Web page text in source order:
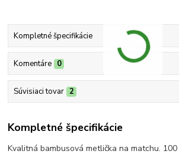
Kompletné špecifikácie
Komentáre 0
Súvisiaci tovar 2
Kompletné špecifikácie
Kvalitná bambusová metlička na matchu.